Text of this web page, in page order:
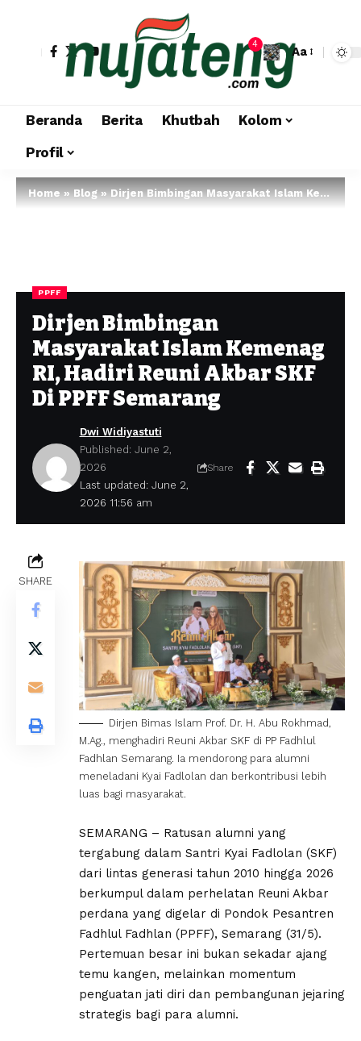
4
Aa
Beranda Berita Khutbah
Kolom
Profil
Home»Blog»Dirjen Bimbingan Masyarakat Islam Kemenag RI, Hadiri Reuni Akbar SKF Di PPFF Semarang
PPFF
Dirjen Bimbingan
Masyarakat Islam Kemenag
RI, Hadiri Reuni Akbar SKF
Di PPFF Semarang
Last updated: June 2,
2026 11:56 am
Dwi Widiyastuti
Published: June 2,
2026
Share
SHARE
Dirjen Bimas Islam Prof. Dr. H. Abu Rokhmad,
M.Ag., menghadiri Reuni Akbar SKF di PP Fadhlul
Fadhlan Semarang. Ia mendorong para alumni
meneladani Kyai Fadlolan dan berkontribusi lebih
luas bagi masyarakat.
SEMARANG – Ratusan alumni yang
tergabung dalam Santri Kyai Fadlolan (SKF)
dari lintas generasi tahun 2010 hingga 2026
berkumpul dalam perhelatan Reuni Akbar
perdana yang digelar di Pondok Pesantren
Fadhlul Fadhlan (PPFF), Semarang (31/5).
Pertemuan besar ini bukan sekadar ajang
temu kangen, melainkan momentum
penguatan jati diri dan pembangunan jejaring
strategis bagi para alumni.